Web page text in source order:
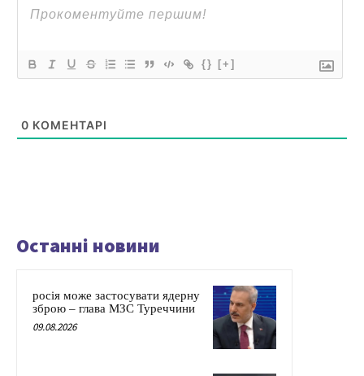
{} [+]
0 КОМЕНТАРІ
Останні новини
росія може застосувати ядерну
зброю – глава МЗС Туреччини
09.08.2026